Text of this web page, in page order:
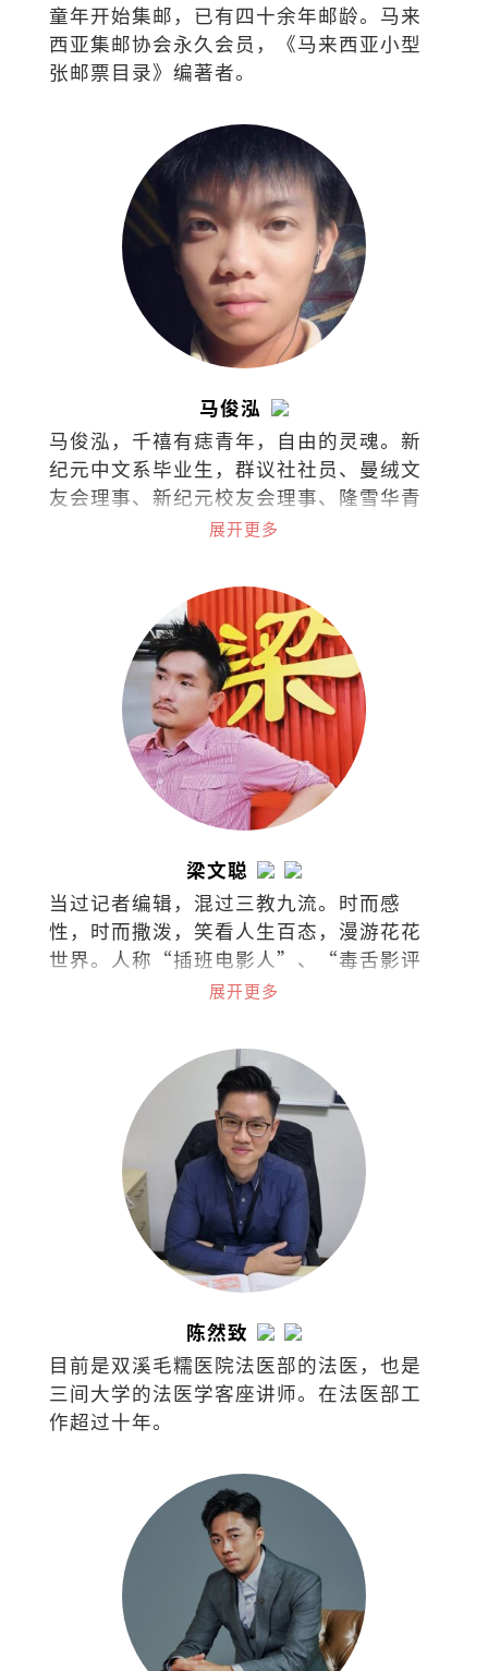
童年开始集邮，已有四十余年邮龄。马来
西亚集邮协会永久会员，《马来西亚小型
张邮票目录》编著者。
马俊泓
马俊泓，千禧有痣青年，自由的灵魂。新
纪元中文系毕业生，群议社社员、曼绒文
友会理事、新纪元校友会理事、隆雪华青
展开更多
梁文聪
当过记者编辑，混过三教九流。时而感
性，时而撒泼，笑看人生百态，漫游花花
世界。人称“插班电影人”、“毒舌影评
展开更多
陈然致
目前是双溪毛糯医院法医部的法医，也是
三间大学的法医学客座讲师。在法医部工
作超过十年。